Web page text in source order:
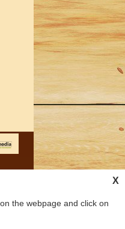
the webpage and click on
X